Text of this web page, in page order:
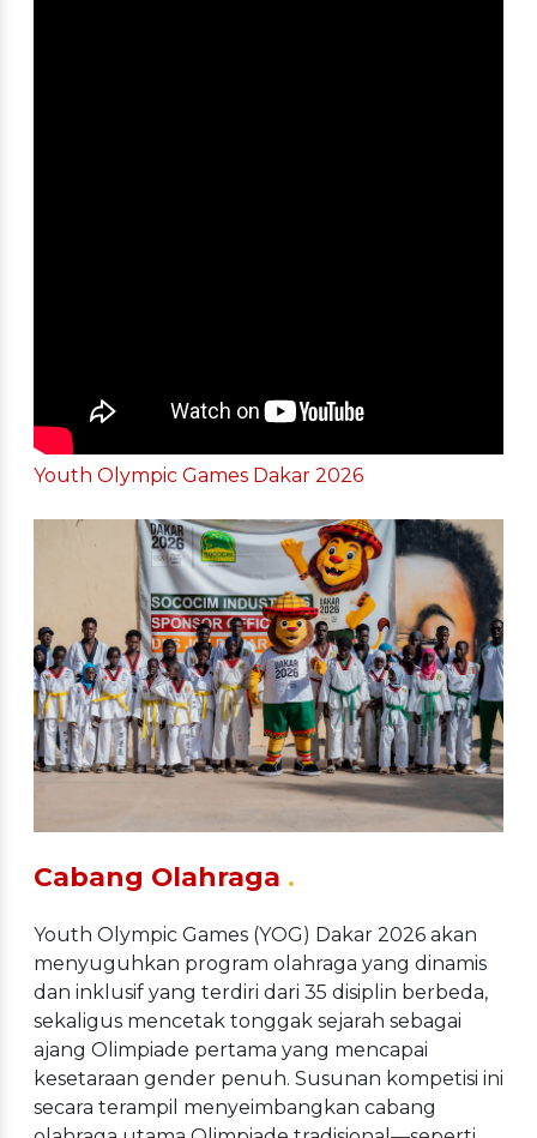
Youth Olympic Games Dakar 2026
Cabang Olahraga .
Youth Olympic Games (YOG) Dakar 2026 akan
menyuguhkan program olahraga yang dinamis
dan inklusif yang terdiri dari 35 disiplin berbeda,
sekaligus mencetak tonggak sejarah sebagai
ajang Olimpiade pertama yang mencapai
kesetaraan gender penuh. Susunan kompetisi ini
secara terampil menyeimbangkan cabang